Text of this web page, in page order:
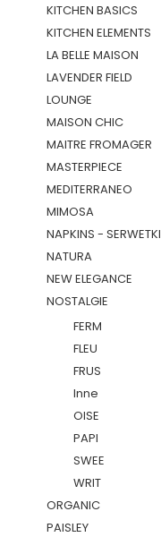
KITCHEN BASICS
KITCHEN ELEMENTS
LA BELLE MAISON
LAVENDER FIELD
LOUNGE
MAISON CHIC
MAITRE FROMAGER
MASTERPIECE
MEDITERRANEO
MIMOSA
NAPKINS - SERWETKI
NATURA
NEW ELEGANCE
NOSTALGIE
FERM
FLEU
FRUS
Inne
OISE
PAPI
SWEE
WRIT
ORGANIC
PAISLEY